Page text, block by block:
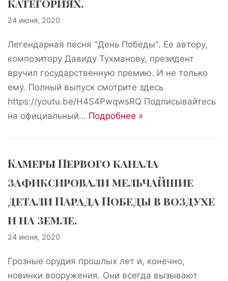
категориях.
24 июня, 2020
Легендарная песня "День Победы". Ее автору,
композитору Давиду Тухманову, президент
вручил государственную премию. И не только
ему. Полный выпуск смотрите здесь
https://youtu.be/H4S4PwqwsRQ Подписывайтесь
на официальный… Подробнее »
Камеры Первого канала
зафиксировали мельчайшие
детали Парада Победы в воздухе
и на земле.
24 июня, 2020
Грозные орудия прошлых лет и, конечно,
новинки вооружения. Они всегда вызывают